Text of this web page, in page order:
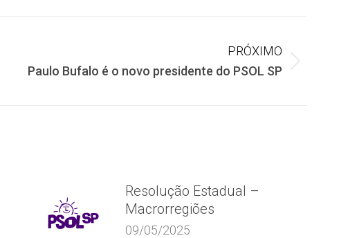
PRÓXIMO
Paulo Bufalo é o novo presidente do PSOL SP
Resolução Estadual –
Macrorregiões
09/05/2025